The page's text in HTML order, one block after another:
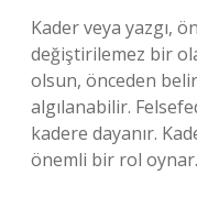
Kader veya yazgı,
değiştirilemez bir
olsun, önceden
algılanabilir.
kadere dayanır.
önemli bir rol oynar.